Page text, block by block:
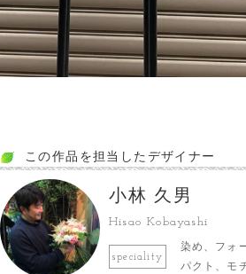
この作品を担当したデザイナー
小林 久男
Hisao Kobayashi
speciality
染め、フォ
パクト、モ